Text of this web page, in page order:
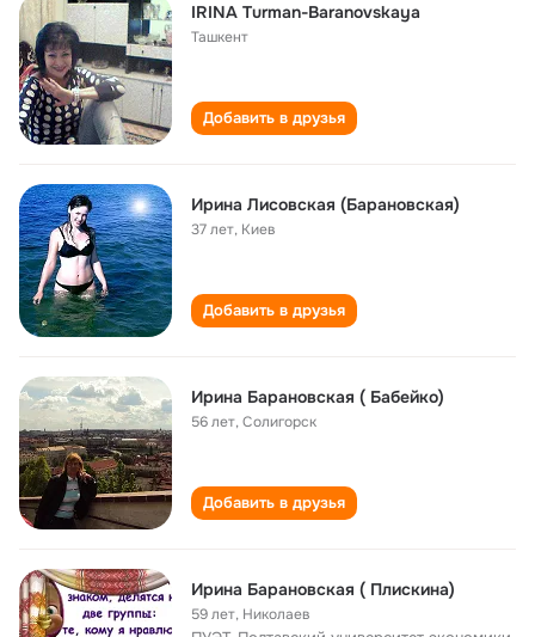
IRINA Turman-Baranovskaya
Ташкент
Добавить в друзья
Иринa Лисовскaя (Бaрaновскaя)
37 лет, Киeв
Добавить в друзья
Ирина Барановская ( Бабейко)
56 лет,Солигорск
Добавить в друзья
Ирина Барановская ( Плискина)
59 лет, Николаев